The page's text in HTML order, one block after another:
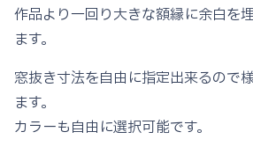
作品より一回り大きな額縁に余白を
ます。
窓抜き寸法を自由に指定出来るので
ます。
カラーも自由に選択可能です。